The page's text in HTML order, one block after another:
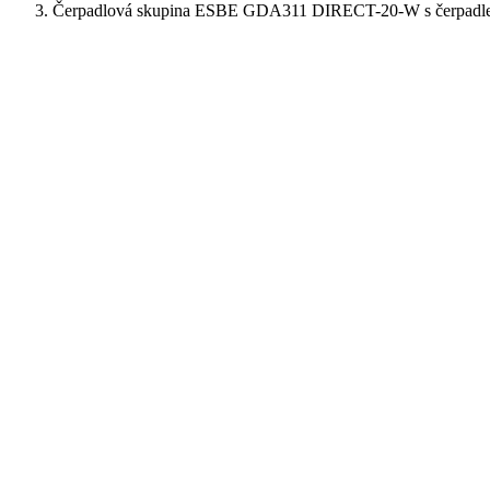
Čerpadlová skupina ESBE GDA311 DIRECT-20-W s